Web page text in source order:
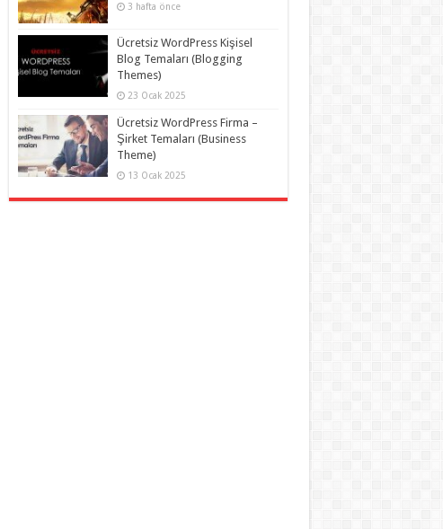
3 hafta önce
Ücretsiz WordPress Kişisel
Blog Temaları (Blogging
Themes)
23 Ocak 2025
Ücretsiz WordPress Firma –
Şirket Temaları (Business
Theme)
13 Ocak 2025